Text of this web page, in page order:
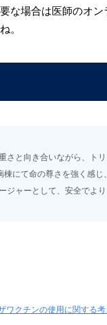
な場合は医師のオン
。
さと向き合いながら、ト
にて命の尊さを強く感じ
ジャーとして、安全でよ
ワクチンの使用に関する